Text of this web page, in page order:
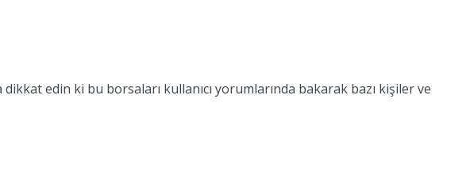
dikkat edin ki bu borsaları kullanıcı yorumlarında bakarak bazı kişiler ve